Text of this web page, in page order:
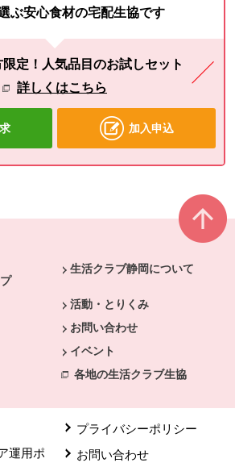
ぶ安心食材の宅配生協です
定！人気品目のお試しセット
詳しくはこちら
加入申込
生活クラブ静岡について
活動・とりくみ
お問い合わせ
イベント
各地の生活クラブ生協
プライバシーポリシー
運用ポ
お問い合わせ